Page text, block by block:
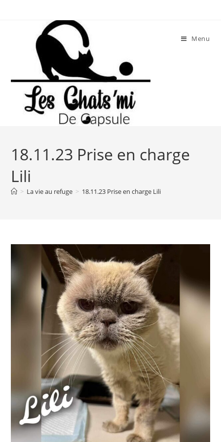
Menu
18.11.23 Prise en charge
Lili
> La vie au refuge > 18.11.23 Prise en charge Lili